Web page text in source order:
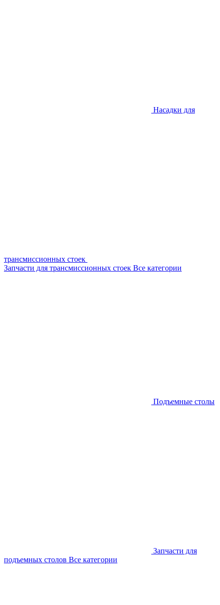
Насадки для
трансмиссионных стоек
Запчасти для трансмиссионных стоек Все категории
Подъемные столы
Запчасти для
подъемных столов Все категории